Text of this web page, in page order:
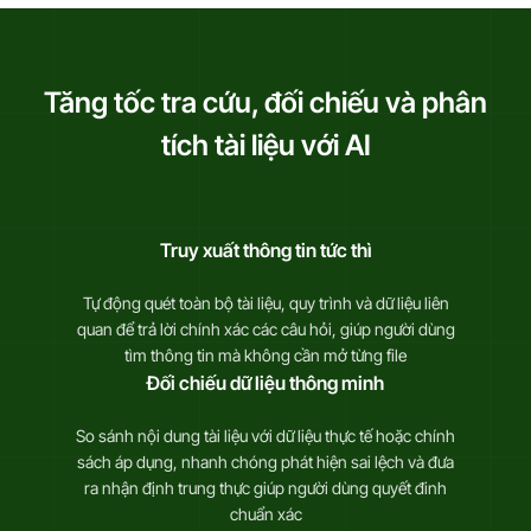
Tăng tốc tra cứu, đối chiếu và phân
tích tài liệu với AI
Truy xuất thông tin tức thì
Tự động quét toàn bộ tài liệu, quy trình và dữliệu liên
quan để trả lời chính xác các câu hỏi, giúp người dùng
tìm thông tin mà không cần mở từng file
Đối chiếu dữ liệu thông minh
So sánh nội dung tài liệu với dữ liệu thực tếhoặc chính
sách áp dụng, nhanh chóng pháthiện sai lệch và đưa
ra nhận định trung thựcgiúp người dùng quyết đinh
chuẩn xác